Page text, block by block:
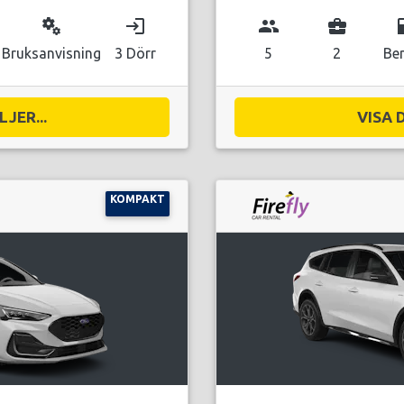
miscellaneous_services
Bruksanvisning
login
3 Dörr
group
5
business_center
2
VISA
KOMPAKT